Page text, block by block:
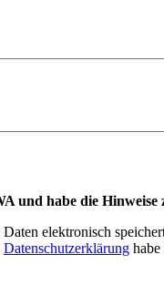
und habe die Hinweise
elektronisch
Datenschutzerklärung